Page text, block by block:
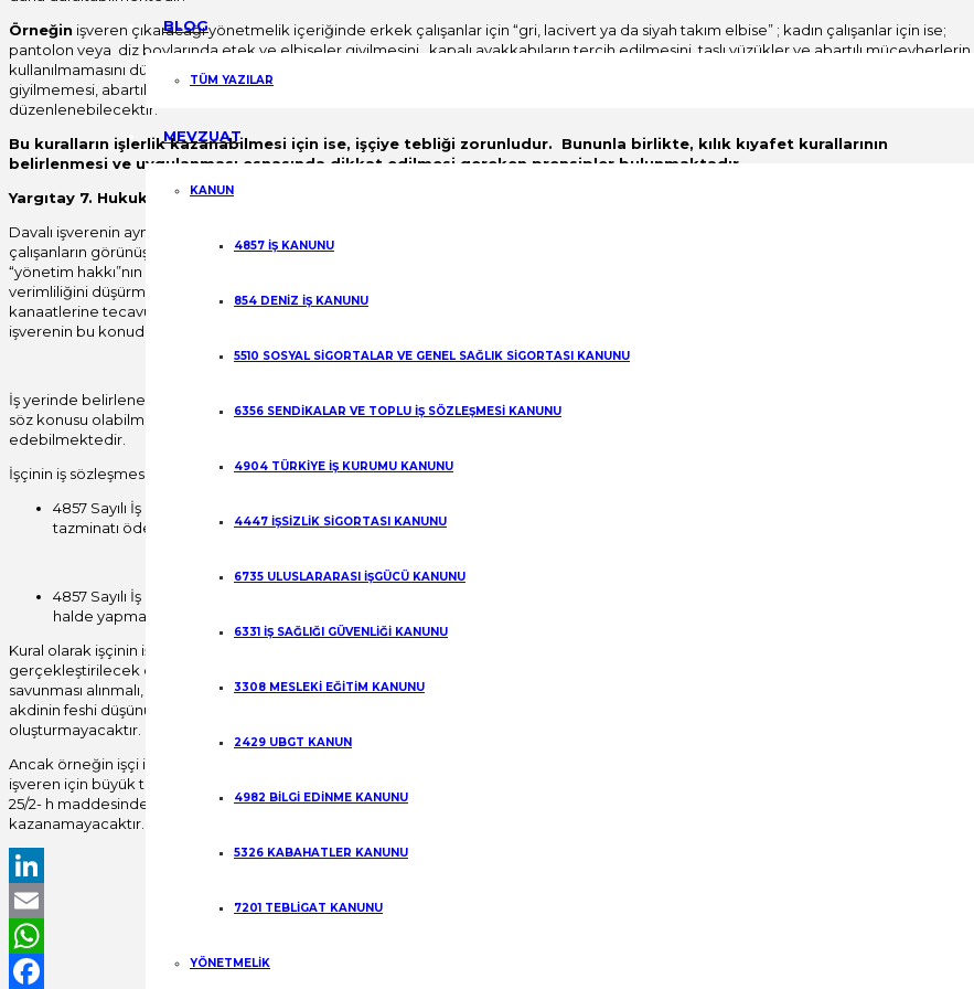
BLOG
TÜM YAZILAR
MEVZUAT
KANUN
4857 İŞ KANUNU
854 DENİZ İŞ KANUNU
5510 SOSYAL SİGORTALAR VE GENEL SAĞLIK SİGORTASI KANUNU
6356 SENDİKALAR VE TOPLU İŞ SÖZLEŞMESİ KANUNU
4904 TÜRKİYE İŞ KURUMU KANUNU
4447 İŞSİZLİK SİGORTASI KANUNU
6735 ULUSLARARASI İŞGÜCÜ KANUNU
6331 İŞ SAĞLIĞI GÜVENLİĞİ KANUNU
3308 MESLEKİ EĞİTİM KANUNU
2429 UBGT KANUN
4982 BİLGİ EDİNME KANUNU
5326 KABAHATLER KANUNU
7201 TEBLİGAT KANUNU
YÖNETMELİK
Örneğin işveren çıkaracağı yönetmelik içeriğinde erkek çalışanlar için “gri, lacivert ya da siyah takım elbise” ; kadın çalışanlar için ise;
pantolon veya diz boylarında etek ve elbiseler giyilmesini, kapalı ayakkabıların tercih edilmesini, taşlı yüzükler ve abartılı mücevherlerin
kullanılmamasını düzenleyebilmektir.Aynı şekilde, çalışanların tayt,dekolte bluzlar ve mini etek, transparan kıyafetler, şort vs. kıyafetleri
giyilmemesi, abartılı makyaj yapılmaması ve erkekler için saç /sakal saç uzatılmaması kıyafet yönetmeliklerinin içerisinde
düzenlenebilecektir.
Bu kuralların işlerlik kazanabilmesi için ise, işçiye tebliği zorunludur. Bununla birlikte, kılık kıyafet kurallarının
belirlenmesi ve uygulanması esnasında dikkat edilmesi gereken prensipler bulunmaktadır.
Yargıtay 7. Hukuk dairesinin 2013/19270 E. 2013/22249
Davalı işverenin aynı zamanda sosyal bir ortam olan işyerindeki, iş sağlığı ve güvenliğinin zorunlu gerekleri dışında, işyerindeki kılık kıyafeti,
çalışanların görünüş şekillerini, giyim kuşamlarını düzenleyici nitelikte kurallar koyma ve bu kuralları denetleme yetkisinin, işverenin işyerini
“yönetim hakkı”nın bir parçası olduğu kuşkusuzdur. Ancak; işveren bu yetkisini düzenleyip kullanırken, çalışanlarının motivasyonunu, iş
verimliliğini düşürmeyecek ve olumsuz etkilemeyecek şekilde samimi davranma ve çalışanların kişilik haklarına, dini ve vicdani
kanaatlerine tecavüz etmeme ve keyfi davranış ve uygulama dayatmama yükümlülüğü altında bulunmaktadır.şeklinde belirtilmiş olup,
işverenin bu konudaki müdahale alanının sınırları belirlenmiştir.
İş yerinde belirlenen ve işçiye önceden duyurulan iş yeri kıyafet yönetmeliklerine uyulmaması halinde işverenin iş akdini feshetme hakkı
söz konusu olabilmektedir. Ancak bu hakkın kullanılması , feshe sebebiyet veren olay ve somut duruma göre farklılıklar arz
edebilmektedir.
İşçinin iş sözleşmesine, iş yeri yönetmeliklerine veya iş yeri kurallarına aykırı davranışları karşısında işveren;
4857 Sayılı İş Kanunu’nun 18. maddesi kapsamında “işçinin davranışlarından” kaynaklanan bildirimli fesih. (Bu durumda kıdem
tazminatı ödenecektir)
4857 Sayılı İş Kanunu 25/2. maddesinin h bendi kapsamında “İşçinin yapmakla ödevli bulunduğu görevleri kendisine hatırlatıldığı
halde yapmamakta ısrar etmesinden” kaynaklanan derhal fesih (Bu durumda kıdem tazminatı ödenmeyecektir)
Kural olarak işçinin iş yeri kıyafet yönetmeliğine uygun davranmaması nedeni ile başvurulabilecek fesih türü 18. madde kapsamında
gerçekleştirilecek olan bildirimli fesihtir.İşçinin kılık kıyafet kurallarına aykırı davranışlarının tespit edilmesinin ardından işçiden öncelikle
savunması alınmalı, gerekli görülmesi durumunda uyarı verilmeli ve uyarı verilen davranışın ve/veya benzer davranışların tekrarı halinde iş
akdinin feshi düşünülmelidir. Aksi halde tek bir aykırı davranış üzerine iş akdinin feshedilmesi feshe yeterli ve geçerli sebebi
oluşturmayacaktır.
Ancak örneğin işçi iş güvenliği nedeni ile giymekle yükümlü olduğu kıyafetleri kendisine hatırlatılmasına rağmen giymiyor, bu sebeple
işveren için büyük tehlike arz ediyor ve kendisine yapılan uyarılara rağmen aykırı davranışlarına devam ediyor ise, bu durumda iş akdinin
25/2- h maddesinde yer alan derhal fesih de yapılabilmesi mümkün olabilmektedir. Bu durumda işçi kıdem tazminatına hak
kazanamayacaktır.
LinkedIn
Email
WhatsApp